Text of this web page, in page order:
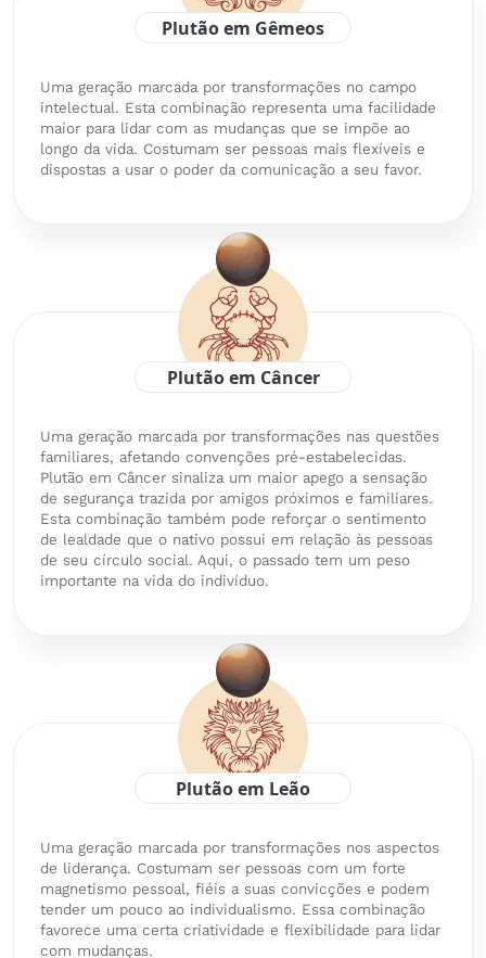
Plutão em Gêmeos
Uma geração marcada por transformações no campo
intelectual. Esta combinação representa uma facilidade
maior para lidar com as mudanças que se impõe ao
longo da vida. Costumam ser pessoas mais flexíveis e
dispostas a usar o poder da comunicação a seu favor.
Plutão em Câncer
Uma geração marcada por transformações nas questões
familiares, afetando convenções pré-estabelecidas.
Plutão em Câncer sinaliza um maior apego a sensação
de segurança trazida por amigos próximos e familiares.
Esta combinação também pode reforçar o sentimento
de lealdade que o nativo possui em relação às pessoas
de seu círculo social. Aqui, o passado tem um peso
importante na vida do indivíduo.
Plutão em Leão
Uma geração marcada por transformações nos aspectos
de liderança. Costumam ser pessoas com um forte
magnetismo pessoal, fiéis a suas convicções e podem
tender um pouco ao individualismo. Essa combinação
favorece uma certa criatividade e flexibilidade para lidar
com mudanças.